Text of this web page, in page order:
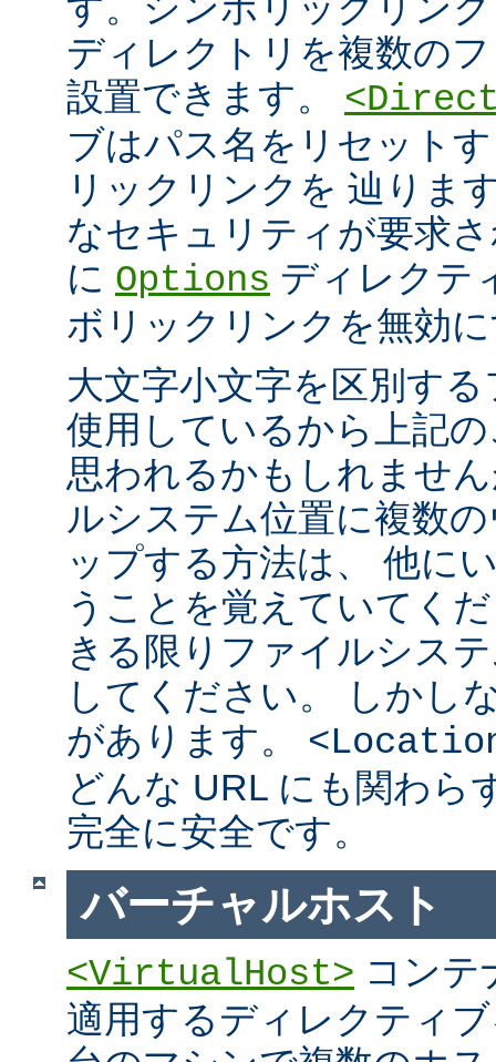
ディレクトリを複数の
設置できます。
ブはパス名をリセット
リックリンクを 辿りま
なセキュリティが要求
に Options ディレクテ
ボリックリンクを無効
大文字小文字を区別す
使用しているから上記
思われるかもしれませ
ルシステム位置に複数
ップする方法は、 他に
うことを覚えていてく
きる限りファイルシス
してください。 しかし
があります。
どんな URL にも関わら
完全に安全です。
バーチャルホスト
<VirtualHost> コンテ
適用するディレクティ